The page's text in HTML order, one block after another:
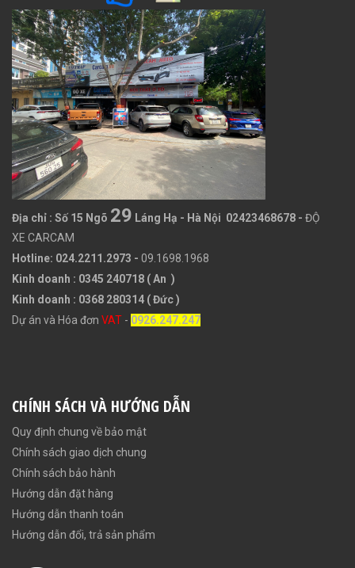
Địa chỉ : Số 15 Ngõ 29 Láng Hạ - Hà Nội 02423468678 - ĐỘ
XE CARCAM
Hotline: 024.2211.2973 - 09.1698.1968
Kinh doanh : 0345 240718 ( An )
Kinh doanh : 0368 280314 ( Đức )
Dự án và Hóa đơn VAT - 0926.247.247
CHÍNH SÁCH VÀ HƯỚNG DẪN
Quy định chung về bảo mật
Chính sách giao dịch chung
Chính sách bảo hành
Hướng dẫn đặt hàng
Hướng dẫn thanh toán
Hướng dẫn đổi, trả sản phẩm